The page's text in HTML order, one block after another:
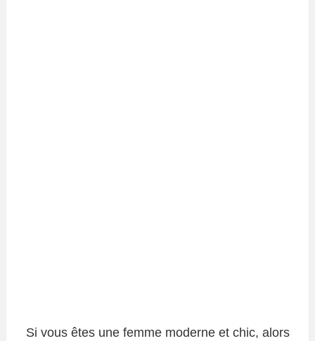
Si vous êtes une femme moderne et chic, alors